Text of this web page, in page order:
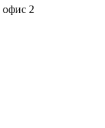
офис 2